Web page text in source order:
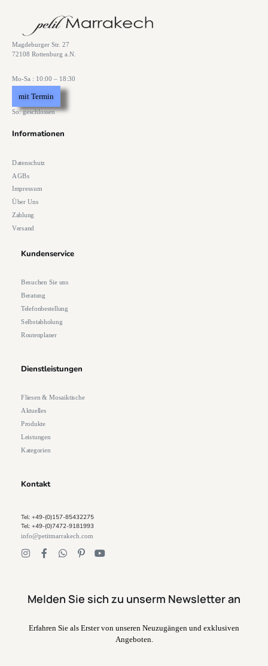
Magdeburger Str. 27
72108 Rottenburg a.N.
Mo-Sa : 10:00 – 18:30
mit Termin
So: geschlossen
Informationen
Datenschutz
AGBs
Impressum
Über Uns
Zahlung
Versand
Kundenservice
Besuchen Sie uns
Beratung
Telefonbestellung
Selbstabholung
Routenplaner
Dienstleistungen
Fliesen & Mosaiktische
Aktuelles
Produkte
Leistungen
Kategorien
Kontakt
Tel: +49-(0)157-85432275
Tel: +49-(0)7472-9181993
info@petitmarrakech.com
Melden Sie sich zu unserm Newsletter an
Erfahren Sie als Erster von unseren Neuzugängen und exklusiven
Angeboten.